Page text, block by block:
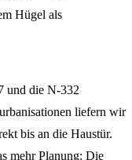
Hügel als
und die N-332
liefern wir
bis an die Haustür.
mehr Planung: Die